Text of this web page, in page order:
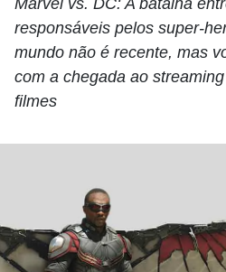
Marvel vs. DC: A batalha
responsáveis pelos super-
mundo não é recente, mas
com a chegada ao
filmes